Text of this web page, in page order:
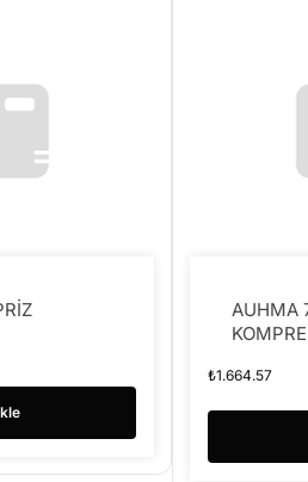
AUHMA
₺1.664.57